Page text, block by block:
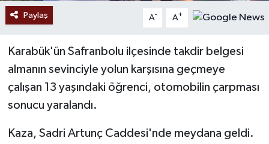
Paylaş A- A+
Karabük'ün Safranbolu ilçesinde takdir belgesi
almanın sevinciyle yolun karşısına geçmeye
çalışan 13 yaşındaki öğrenci, otomobilin çarpması
sonucu yaralandı.
Kaza, Sadri Artunç Caddesi'nde meydana geldi.